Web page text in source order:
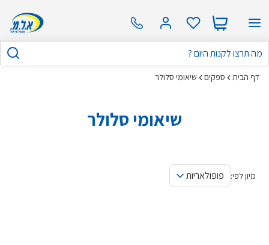
דף הבית ספקים שיאומי סלולר
שיאומי סלולר
מיון לפי: פופולאריות